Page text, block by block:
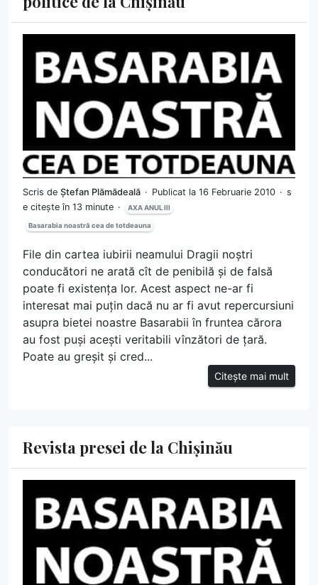
Scris de Ștefan Plămădeală Publicat la 16 Februarie 2010
s
e citește în 13 minute
AXA ANUL III
Basarabia noastră cea de totdeauna
File din cartea iubirii neamului Dragii noștri
conducători ne arată cît de penibilă și de falsă
poate fi existența lor. Acest aspect ne-ar fi
interesat mai puțin dacă nu ar fi avut repercursiuni
asupra bietei noastre Basarabii în fruntea cărora
au fost puși acești veritabili vînzători de țară.
Poate au greșit și cred...
Citește mai mult
Revista presei de la Chișinău